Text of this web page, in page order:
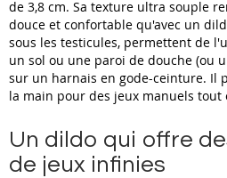
de 3,8 cm. Sa texture ultra souple
douce et confortable qu'avec un
sous les testicules, permettent de
un sol ou une paroi de douche (ou
sur un harnais en gode-ceinture. Il
la main pour des jeux manuels tout
Un dildo qui offre
de jeux infinies